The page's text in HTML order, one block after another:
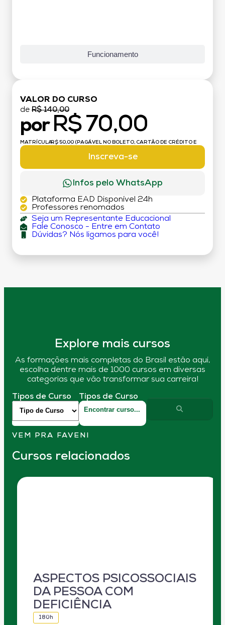
Funcionamento
VALOR DO CURSO
de R$ 140,00
por R$ 70,00
MATRÍCULA:R$ 50,00 (PAGÁVEL NO BOLETO, CARTÃO DE CRÉDITO E
Inscreva-se
Infos pelo WhatsApp
Plataforma EAD Disponível 24h
Professores renomados
Seja um Representante Educacional
Fale Conosco - Entre em Contato
Dúvidas? Nós ligamos para você!
Explore mais cursos
As formações mais completas do Brasil estão aqui,
escolha dentre mais de 1000 cursos em diversas
categorias que vão transformar sua carreira!
Tipos de Curso Tipos de Curso
VEM PRA FAVENI
Cursos relacionados
ASPECTOS PSICOSSOCIAIS
DA PESSOA COM
DEFICIÊNCIA
180h